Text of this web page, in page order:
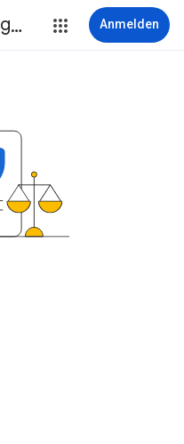
Nutzungsbedingungen Anmelden